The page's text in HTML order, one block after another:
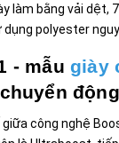
làm bằng vải dệt,
dụng polyester
- mẫu giày
công nghệ